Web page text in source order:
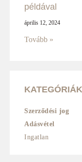
példával
április 12, 2024
Tovább »
KATEGÓRIÁK
Szerződési jog
Adásvétel
Ingatlan